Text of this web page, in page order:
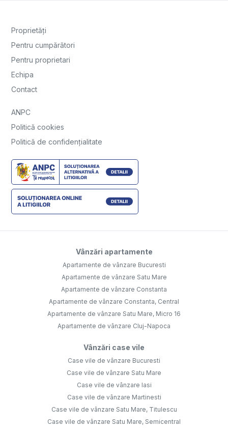
Proprietăți
Pentru cumpărători
Pentru proprietari
Echipa
Contact
ANPC
Politică cookies
Politică de confidențialitate
Vânzări apartamente
Apartamente de vânzare Bucuresti
Apartamente de vânzare Satu Mare
Apartamente de vânzare Constanta
Apartamente de vânzare Constanta, Central
Apartamente de vânzare Satu Mare, Micro 16
Apartamente de vânzare Cluj-Napoca
Vânzări case vile
Case vile de vânzare Bucuresti
Case vile de vânzare Satu Mare
Case vile de vânzare Iasi
Case vile de vânzare Martinesti
Case vile de vânzare Satu Mare, Titulescu
Case vile de vânzare Satu Mare, Semicentral